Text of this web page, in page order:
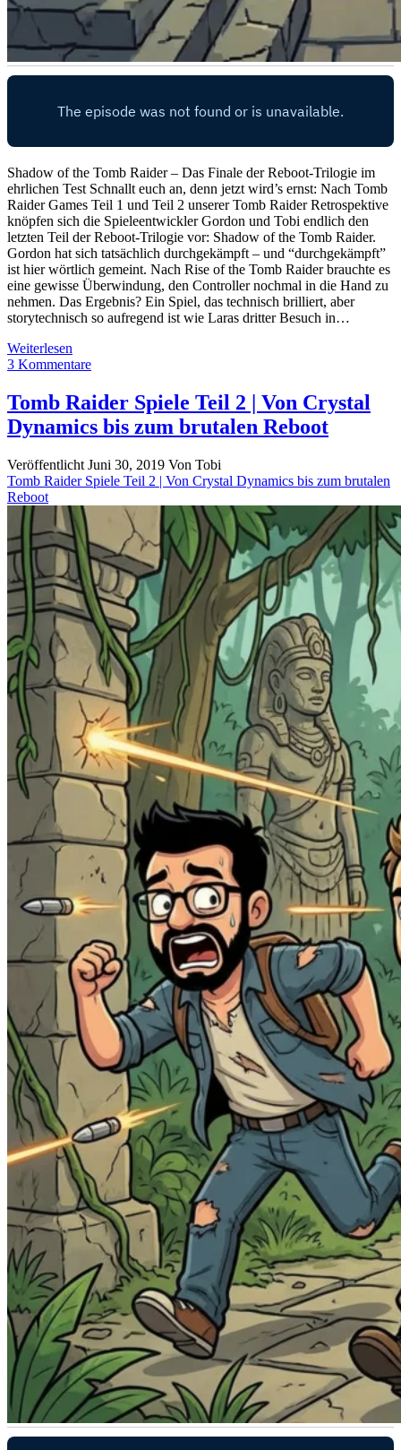
Shadow of the Tomb Raider – Das Finale der Reboot-Trilogie im
ehrlichen Test Schnallt euch an, denn jetzt wird’s ernst: Nach Tomb
Raider Games Teil 1 und Teil 2 unserer Tomb Raider Retrospektive
knöpfen sich die Spieleentwickler Gordon und Tobi endlich den
letzten Teil der Reboot-Trilogie vor: Shadow of the Tomb Raider.
Gordon hat sich tatsächlich durchgekämpft – und “durchgekämpft”
ist hier wörtlich gemeint. Nach Rise of the Tomb Raider brauchte es
eine gewisse Überwindung, den Controller nochmal in die Hand zu
nehmen. Das Ergebnis? Ein Spiel, das technisch brilliert, aber
storytechnisch so aufregend ist wie Laras dritter Besuch in…
Weiterlesen
of
Tomb
Raider:
Ehrlicher
der
Reboot-
Trilogie
|
Tomb
Raider
Teil
3
3 Kommentare
Tomb Raider Spiele Teil 2 | Von Crystal
Dynamics bis zum brutalen Reboot
Veröffentlicht Juni 30, 2019 Von Tobi
Tomb Raider Spiele Teil 2 | Von Crystal Dynamics bis zum brutalen
Reboot